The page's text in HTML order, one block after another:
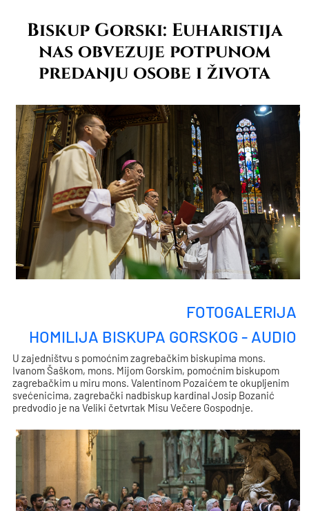
Biskup Gorski: Euharistija
nas obvezuje potpunom
predanju osobe i života
FOTOGALERIJA
HOMILIJA BISKUPA GORSKOG - AUDIO
U zajedništvu s pomoćnim zagrebačkim biskupima mons.
Ivanom Šaškom, mons. Mijom Gorskim, pomoćnim biskupom
zagrebačkim u miru mons. Valentinom Pozaićem te okupljenim
svećenicima, zagrebački nadbiskup kardinal Josip Bozanić
predvodio je na Veliki četvrtak Misu Večere Gospodnje.